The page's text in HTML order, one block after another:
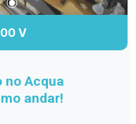
facilidade no dia a
conhecer este
V
no Acqua
andar!